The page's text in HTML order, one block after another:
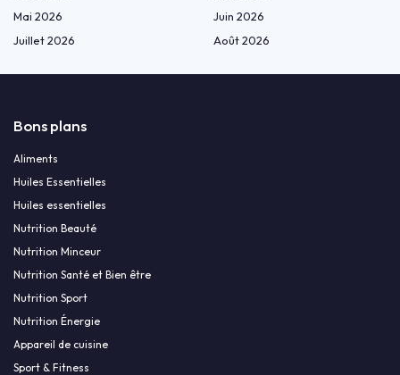
Mai 2026
Juin 2026
Juillet 2026
Août 2026
Bons plans
Aliments
Huiles Essentielles
Huiles essentielles
Nutrition Beauté
Nutrition Minceur
Nutrition Santé et Bien être
Nutrition Sport
Nutrition Énergie
Appareil de cuisine
Sport & Fitness